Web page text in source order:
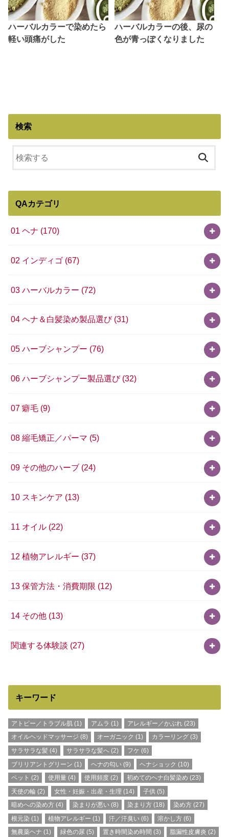
ハーバルカラーで染めたら
軽い頭痛がした
ハーバルカラーの後、尿の
色が青っぽくなりました
検索
QAカテゴリ
01 ヘナ (170)
02 インディゴ (67)
03 ハーバルカラー (72)
04 ヘナ＆白髪染め製品選び (31)
05 ハーブシャンプー (76)
06 ハーブシャンプー製品選び (32)
07 癖毛 (9)
08 縮毛矯正／パーマ (5)
09 その他のハーブ (24)
10 スキンケア (13)
11 オイル (22)
12 植物アレルギー (37)
13 保管方法・消費期限 (12)
14 その他 (13)
関連する体験談 (27)
キーワード
アトピー／トラブル肌 (1) アムラ (1) アレルギー／かぶれ(23)
オイルヘッドマッサージ (8) オーガニック (1) カラーリング(3)
サラサラな髪 (4) サラサラな髪へ(2) フケ (6)
ブリリアントグリーン (1) ヘナの匂い(9) ヘナショック (10)
ペット (2) 使用量(4) 使用頻度(2) 初めてのヘナ白髪染め (23)
天使の輪 (2) 女性・妊娠・出産・生理 (14) 子供(5)
暗めへの染め方 (4) 染まりが悪い(8) 染まり方(18) 染め方 (27)
根元染 (1) 植物アレルギー (1) 汗／汗臭い(6) 溶かし方 (6)
無農薬ヘナ (1) 緑色の尿 (5) 置き時間染め時間 (3) 脂漏性皮膚炎 (2)